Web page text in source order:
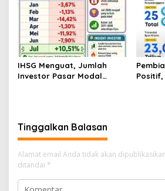
IHSG Menguat, Jumlah
Investor Pasar Modal
Positif,
Tinggalkan Balasan
Alamat email Anda tidak akan
ditandai *